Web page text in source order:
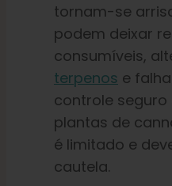
tornam-se
podem deixar
consumíveis,
terpenos e
controle
plantas de
é limitado e
cautela.